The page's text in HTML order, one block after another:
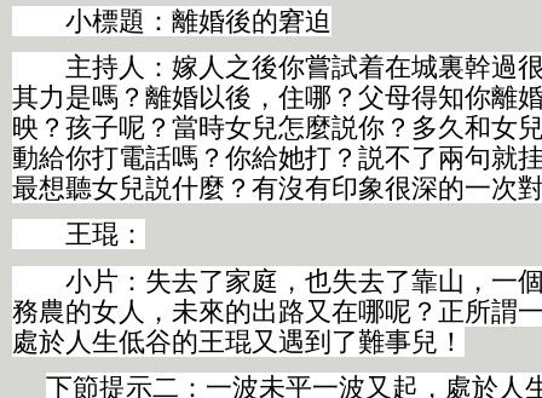
小標題：離婚後的窘迫
主持人：嫁人之後你嘗試着在城裏幹過
其力是嗎？離婚以後，住哪？父母得知你離
映？孩子呢？當時女兒怎麼説你？多久和女
動給你打電話嗎？你給她打？説不了兩句就
最想聽女兒説什麼？有沒有印象很深的一次
王琨：
小片：失去了家庭，也失去了靠山，一
務農的女人，未來的出路又在哪呢？正所謂
處於人生低谷的王琨又遇到了難事兒！
下節提示二：一波未平一波又起，處於人